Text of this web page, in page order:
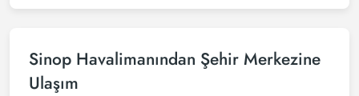
Sinop Havalimanından Şehir Merkezine
Ulaşım